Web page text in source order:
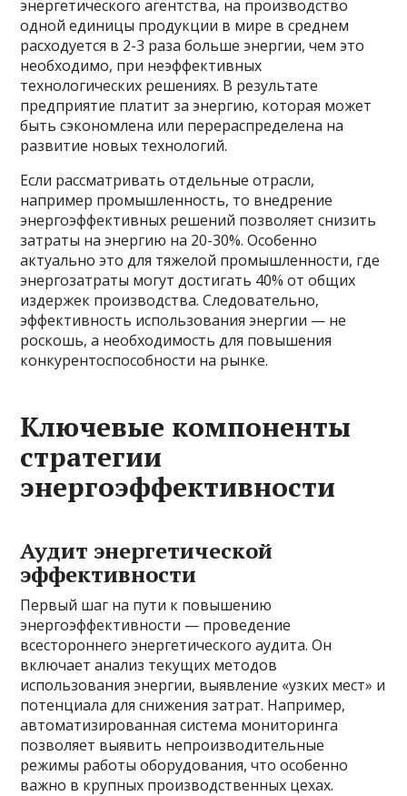
энергетического агентства, на производство
одной единицы продукции в мире в среднем
расходуется в 2-3 раза больше энергии, чем это
необходимо, при неэффективных
технологических решениях. В результате
предприятие платит за энергию, которая может
быть сэкономлена или перераспределена на
развитие новых технологий.
Если рассматривать отдельные отрасли,
например промышленность, то внедрение
энергоэффективных решений позволяет снизить
затраты на энергию на 20-30%. Особенно
актуально это для тяжелой промышленности, где
энергозатраты могут достигать 40% от общих
издержек производства. Следовательно,
эффективность использования энергии — не
роскошь, а необходимость для повышения
конкурентоспособности на рынке.
Ключевые компоненты
стратегии
энергоэффективности
Аудит энергетической
эффективности
Первый шаг на пути к повышению
энергоэффективности — проведение
всестороннего энергетического аудита. Он
включает анализ текущих методов
использования энергии, выявление «узких мест» и
потенциала для снижения затрат. Например,
автоматизированная система мониторинга
позволяет выявить непроизводительные
режимы работы оборудования, что особенно
важно в крупных производственных цехах.